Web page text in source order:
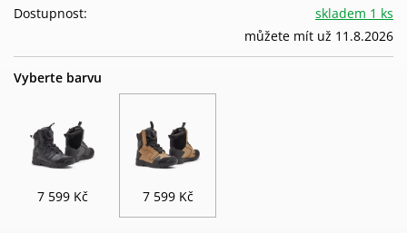
skladem 1 ks
můžete mít už 11.8.2026
Dostupnost:
Vyberte barvu
7 599 Kč 7 599 Kč